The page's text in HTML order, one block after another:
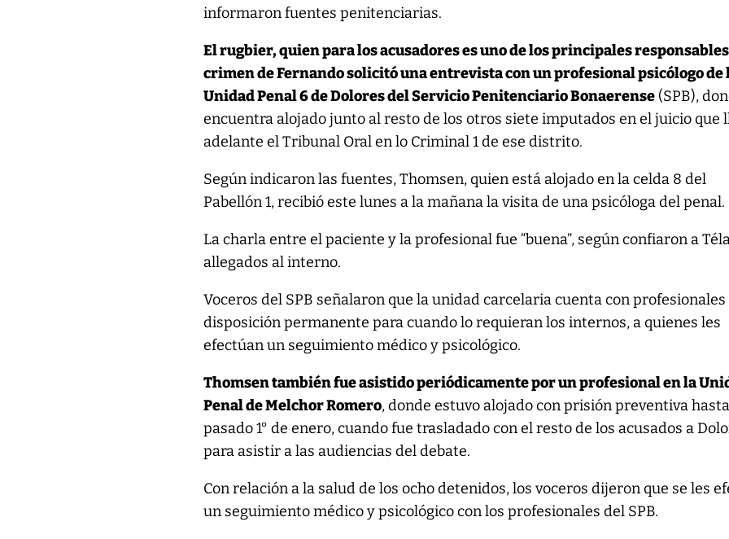
informaron fuentes penitenciarias.
El rugbier, quien para los acusadores es uno de los principales
crimen de Fernando solicitó una entrevista con un profesional psicólogo de
Unidad Penal 6 de Dolores del Servicio Penitenciario Bonaerense (SPB),
encuentra alojado junto al resto de los otros siete imputados en el juicio que
adelante el Tribunal Oral en lo Criminal 1 de ese distrito.
Según indicaron las fuentes, Thomsen, quien está alojado en la celda 8 del
Pabellón 1, recibió este lunes a la mañana la visita de una psicóloga del penal.
La charla entre el paciente y la profesional fue “buena”, según confiaron a
allegados al interno.
Voceros del SPB señalaron que la unidad carcelaria cuenta con profesionales
disposición permanente para cuando lo requieran los internos, a quienes les
efectúan un seguimiento médico y psicológico.
Thomsen también fue asistido periódicamente por un profesional en la
Penal de Melchor Romero, donde estuvo alojado con prisión preventiva
pasado 1° de enero, cuando fue trasladado con el resto de los acusados a
para asistir a las audiencias del debate.
Con relación a la salud de los ocho detenidos, los voceros dijeron que se les
un seguimiento médico y psicológico con los profesionales del SPB.